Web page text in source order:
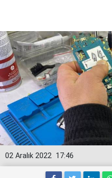
17:46
02 Aralık 2022